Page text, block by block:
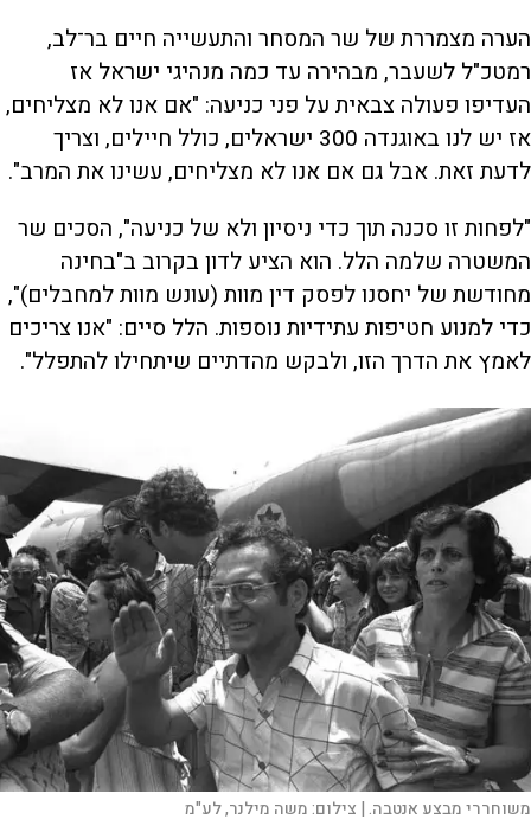
הערה מצמררת של שר המסחר והתעשייה חיים בר־לב,
רמטכ"ל לשעבר, מבהירה עד כמה מנהיגי ישראל אז
העדיפו פעולה צבאית על פני כניעה: "אם אנו לא מצליחים,
אז יש לנו באוגנדה 300 ישראלים, כולל חיילים, וצריך
לדעת זאת. אבל גם אם אנו לא מצליחים, עשינו את המרב".
"לפחות זו סכנה תוך כדי ניסיון ולא של כניעה", הסכים שר
המשטרה שלמה הלל. הוא הציע לדון בקרוב ב"בחינה
מחודשת של יחסנו לפסק דין מוות (עונש מוות למחבלים)",
כדי למנוע חטיפות עתידיות נוספות. הלל סיים: "אנו צריכים
לאמץ את הדרך הזו, ולבקש מהדתיים שיתחילו להתפלל".
משוחררי מבצע אנטבה. | צילום:משה מילנר, לע"מ